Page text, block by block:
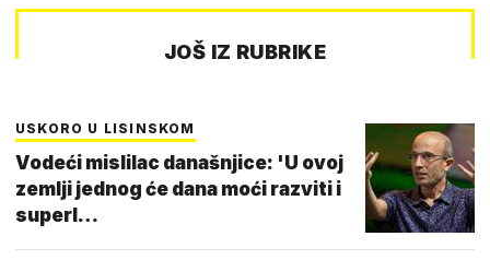
JOŠ IZ RUBRIKE
USKORO U LISINSKOM
Vodeći mislilac današnjice: 'U ovoj
zemlji jednog će dana moći razviti i
superl…